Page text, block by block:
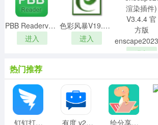
PBB Readerv8.4.8 最新官方版
进入
色彩风暴V19.0官方版
进入
进入
热门推荐
钉钉打卡app 7.1.10安卓版 有度 v2024.1.5 安卓版 绘分享破解版v4.20.1安卓版